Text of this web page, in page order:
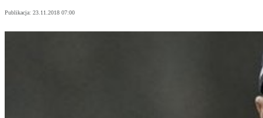
Publikacja: 23.11.2018 07:00